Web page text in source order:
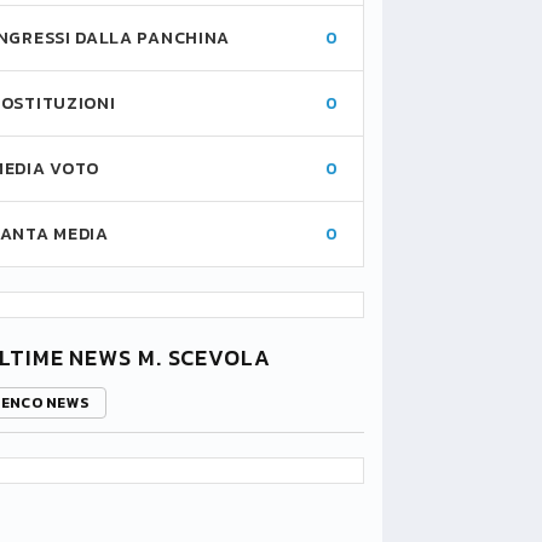
DALLA PANCHINA 0
0
VOTO 0
MEDIA 0
NEWS M. SCEVOLA
NEWS